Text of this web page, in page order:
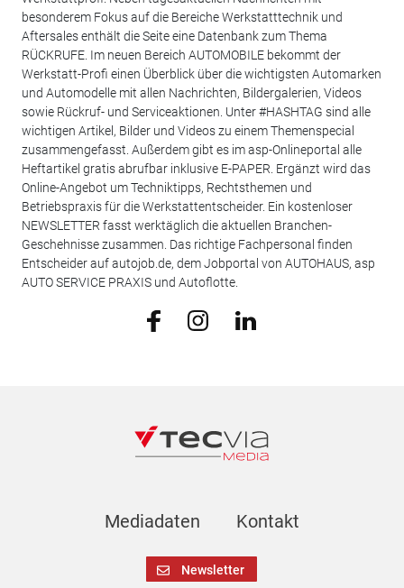
besonderem Fokus auf die Bereiche Werkstatttechnik und
Aftersales enthält die Seite eine Datenbank zum Thema
RÜCKRUFE. Im neuen Bereich AUTOMOBILE bekommt der
Werkstatt-Profi einen Überblick über die wichtigsten Automarken
und Automodelle mit allen Nachrichten, Bildergalerien, Videos
sowie Rückruf- und Serviceaktionen. Unter #HASHTAG sind alle
wichtigen Artikel, Bilder und Videos zu einem Themenspecial
zusammengefasst. Außerdem gibt es im asp-Onlineportal alle
Heftartikel gratis abrufbar inklusive E-PAPER. Ergänzt wird das
Online-Angebot um Techniktipps, Rechtsthemen und
Betriebspraxis für die Werkstattentscheider. Ein kostenloser
NEWSLETTER fasst werktäglich die aktuellen Branchen-
Geschehnisse zusammen. Das richtige Fachpersonal finden
Entscheider auf autojob.de, dem Jobportal von AUTOHAUS, asp
AUTO SERVICE PRAXIS und Autoflotte.
Mediadaten Kontakt
Newsletter